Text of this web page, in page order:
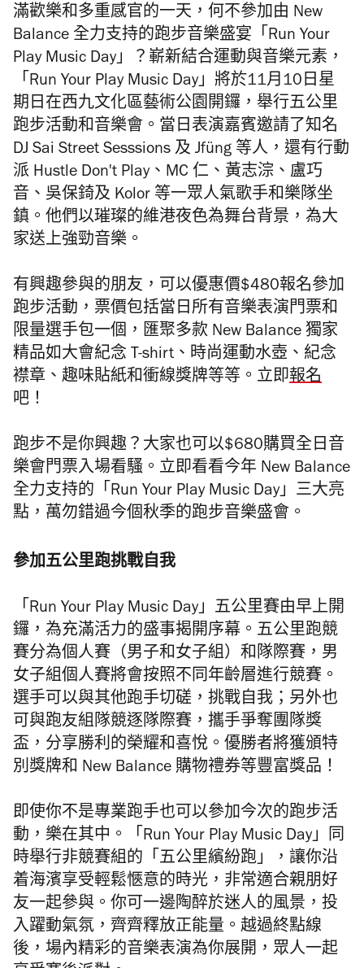
滿歡樂和多重感官的一天，何不參加由 New
Balance 全力支持的跑步音樂盛宴「Run Your
Play Music Day」？嶄新結合運動與音樂元素，
「Run Your Play Music Day」將於11月10日星
期日在西九文化區藝術公園開鑼，舉行五公里
跑步活動和音樂會。當日表演嘉賓邀請了 知名
DJ Sai Street Sesssions 及 Jfüng 等人，還有行動
派 Hustle Don't Play、MC 仁、黃志淙、盧巧
音、吳保錡及 Kolor 等一眾人氣歌手和樂隊坐
鎮。他們以璀璨的維港夜色為舞台背景，為大
家送上強勁音樂。
有興趣參與的朋友，可以優惠價$480報名參加
跑步活動，票價包括當日所有音樂表演門票和
限量選手包一個 ，匯聚多款 New Balance 獨家
精品如大會紀念 T-shirt、時尚運動水壺、紀念
襟章、趣味貼紙和衝線獎牌等等。立即報名
吧！
跑步不是你興趣？大家也可以$680購買全日音
樂會門票入場看騷。立即看看今年 New Balance
全力支持的「Run Your Play Music Day」三大亮
點，萬勿錯過今個秋季的跑步音樂盛會。
參加五公里跑挑戰自我
「Run Your Play Music Day」五公里賽由早上開
鑼，為充滿活力的盛事揭開序幕。五公里跑競
賽分為個人賽（男子和女子組）和隊際賽，男
女子組個人賽將會按照不同年齡層進行競賽。
選手可以與其他跑手切磋，挑戰自我；另外也
可與跑友組隊競逐隊際賽，攜手爭奪團隊獎
盃，分享勝利的榮耀和喜悅。優勝者將獲頒特
別獎牌和 New Balance 購物禮券等豐富獎品！
即使你不是專業跑手也可以參加今次的跑步活
動，樂在其中。「Run Your Play Music Day」同
時舉行非競賽組的「五公里繽紛跑」，讓你沿
着海濱享受輕鬆愜意的時光，非常適合親朋好
友一起參與。你可一邊陶醉於迷人的風景，投
入躍動氣氛，齊齊釋放正能量。越過終點線
後，場內精彩的音樂表演為你展開，眾人一起